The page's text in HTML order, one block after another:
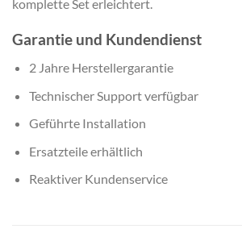
komplette Set erleichtert.
Garantie und Kundendienst
2 Jahre Herstellergarantie
Technischer Support verfügbar
Geführte Installation
Ersatzteile erhältlich
Reaktiver Kundenservice